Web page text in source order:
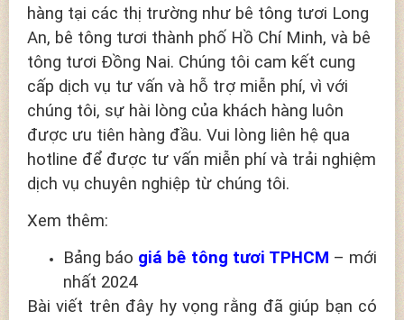
hàng tại các thị trường như bê tông tươi Long
An, bê tông tươi thành phố Hồ Chí Minh, và bê
tông tươi Đồng Nai. Chúng tôi cam kết cung
cấp dịch vụ tư vấn và hỗ trợ miễn phí, vì với
chúng tôi, sự hài lòng của khách hàng luôn
được ưu tiên hàng đầu. Vui lòng liên hệ qua
hotline để được tư vấn miễn phí và trải nghiệm
dịch vụ chuyên nghiệp từ chúng tôi.
Xem thêm:
Bảng báo giá bê tông tươi TPHCM – mới
nhất 2024
Bài viết trên đây hy vọng rằng đã giúp bạn có